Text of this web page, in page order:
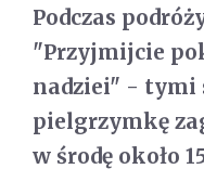
Podczas
"Przyjmijcie
nadziei" - tymi
pielgrzymkę
w środę około